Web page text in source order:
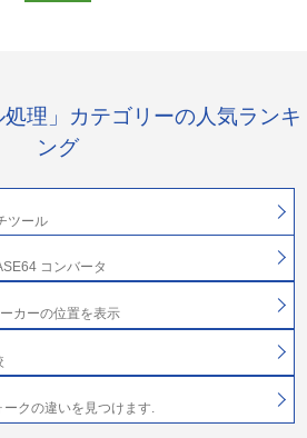
処理」カテゴリーの人気ランキ
ング
ツール
コンバータ
カーの位置を表示
クの違いを見つけます.